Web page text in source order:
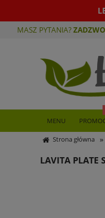
MASZ PYTANIA?
MENU
Strona główna »
LAVITA PLATE